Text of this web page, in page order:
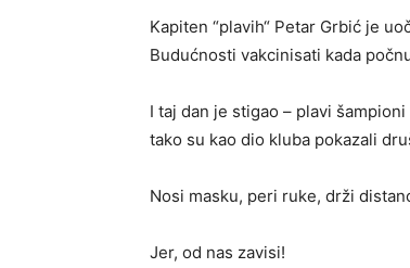
Kapiten “plavih“ Petar Grbić je
Budućnosti vakcinisati kada
I taj dan je stigao – plavi
tako su kao dio kluba pokazali
Nosi masku, peri ruke, drži
Jer, od nas zavisi!